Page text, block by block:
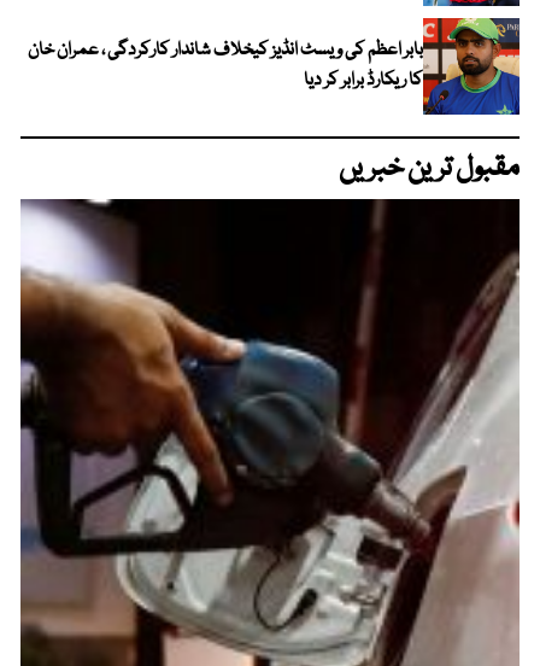
بابر اعظم کی ویسٹ انڈیز کیخلاف شاندار کارکردگی ، عمران خان
کا ریکارڈ برابر کر دیا
مقبول ترین خبریں